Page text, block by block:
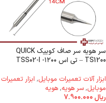
سر هویه سر صاف کوییک QUICK
TS1200 – تی اس ۱۲۰۰- TSS02-I
ابزار آلات تعمیرات موبایل, ابزار تعمیرات
موبایل,سر هویه,هویه
ریال